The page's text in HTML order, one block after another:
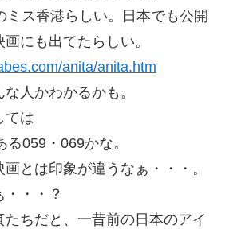
ミス香港らしい。日本でも公開
にも出てたらしい。
anita/anita.htm
人かわかるかも。
ては
059・069かな。
とは印象が違うなぁ・・・。
・・・？
ちだと、一昔前の日本のアイ